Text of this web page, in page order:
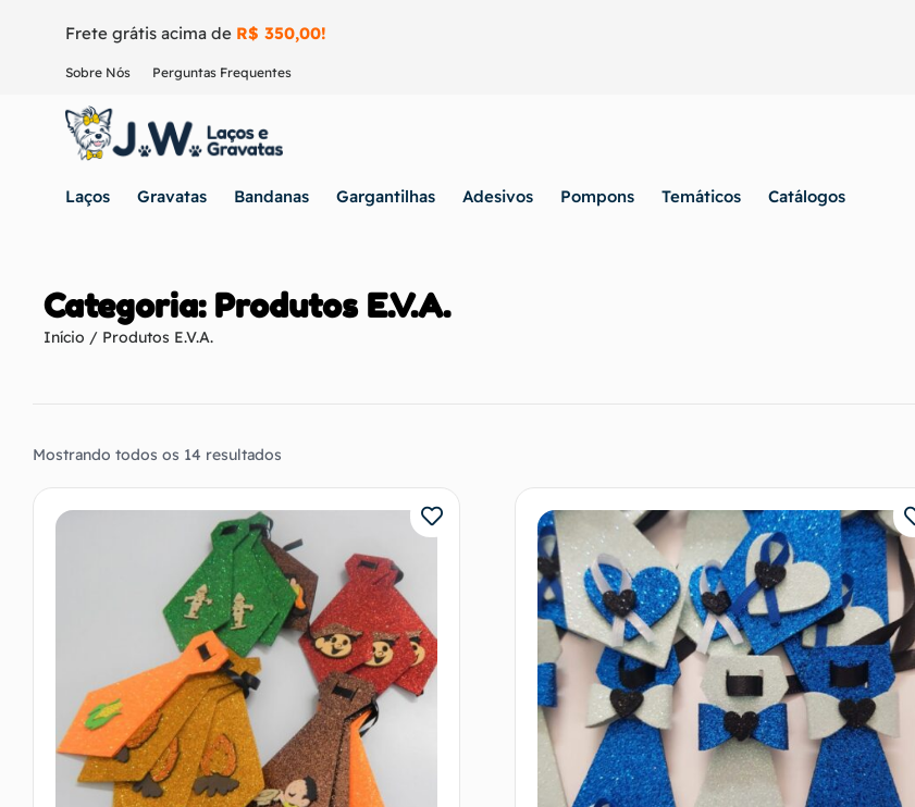
Frete grátis acima de R$ 350,00!
Sobre Nós Perguntas Frequentes
Laços Gravatas Bandanas Gargantilhas Adesivos Pompons Temáticos Catálogos
Categoria: Produtos E.V.A.
Início / Produtos E.V.A.
Mostrando todos os 14 resultados